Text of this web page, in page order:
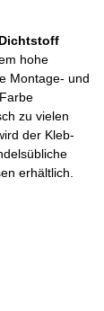
hohe
Montage- und
zu vielen
der Kleb-
erhältlich.